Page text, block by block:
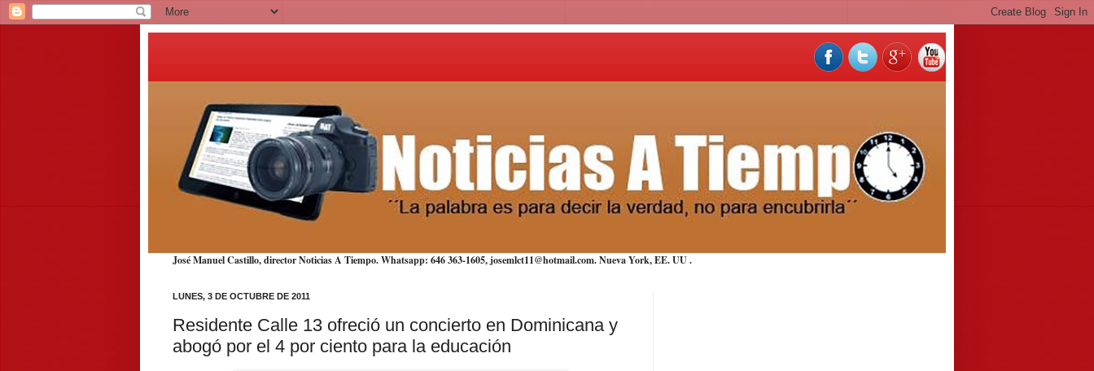
José Manuel Castillo, director Noticias A Tiempo. Whatsapp: 646 363-1605, josemlct11@hotmail.com. Nueva York,EE. UU.
LUNES, 3 DE OCTUBRE DE 2011
Residente Calle 13 ofreció un concierto en Dominicana y
abogó por el 4 por ciento para la educación